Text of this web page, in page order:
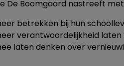
De Boomgaard nastreeft
betrekken bij hun
verantwoordelijkheid
laten denken over